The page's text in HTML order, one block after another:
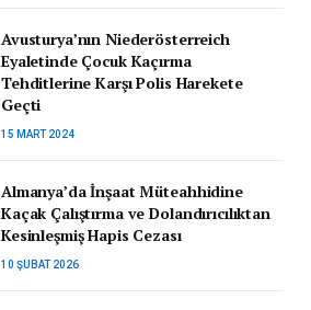
Avusturya’nın Niederösterreich
Eyaletinde Çocuk Kaçırma
Tehditlerine Karşı Polis Harekete
Geçti
15 MART 2024
Almanya’da İnşaat Müteahhidine
Kaçak Çalıştırma ve Dolandırıcılıktan
Kesinleşmiş Hapis Cezası
10 ŞUBAT 2026